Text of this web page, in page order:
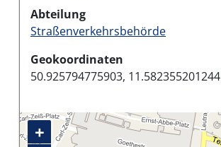
Abteilung
Straßenverkehrsbehörde
Geokoordinaten
50.925794775903, 11.582355201244
+